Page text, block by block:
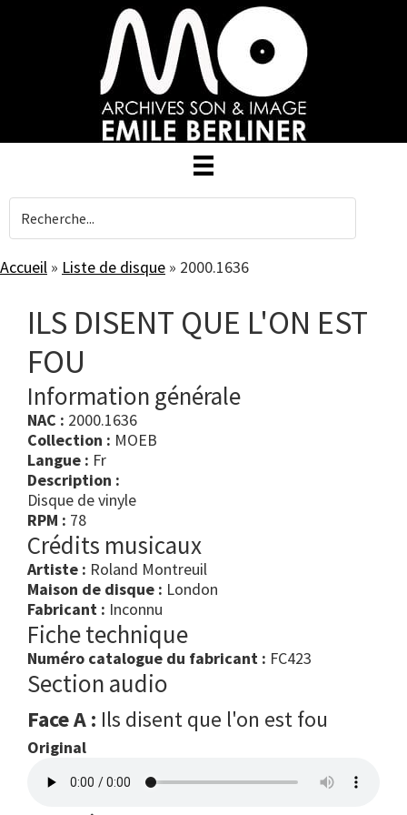
Accueil » Liste de disque » 2000.1636
ILS DISENT QUE L'ON EST
FOU
Information générale
NAC : 2000.1636
Collection : MOEB
Langue : Fr
Description :
Disque de vinyle
RPM : 78
Crédits musicaux
Artiste : Roland Montreuil
Maison de disque : London
Fabricant : Inconnu
Fiche technique
Numéro catalogue du fabricant : FC423
Section audio
Face A : Ils disent que l'on est fou
Original